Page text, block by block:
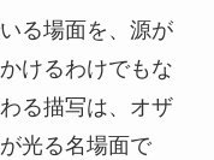
る場面を、源が
けるわけでもな
る描写は、オザ
光る名場面で